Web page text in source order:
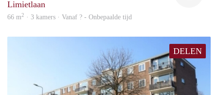
Limietlaan
66 m2 · 3 kamers · Vanaf ? - Onbepaalde tijd
DELEN